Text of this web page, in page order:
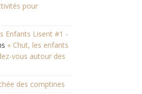
pour
Enfants Lisent #1 -
« Chut, les enfants
vous autour des
des comptines